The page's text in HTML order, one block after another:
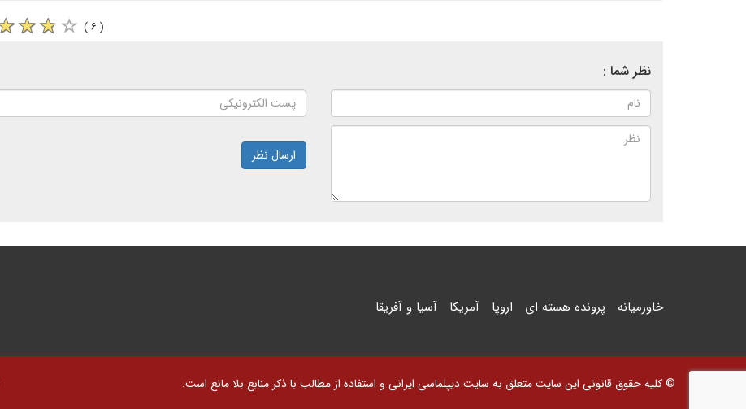
( ۶ )
نظر شما :
ارسال نظر
خاورمیانه پرونده هسته ای اروپا آمریکا آسیا و آفریقا
© کلیه حقوق قانونی این سایت متعلق به سایت دیپلماسی ایرانی و استفاده از مطالب با ذکر منابع بلا مانع است.